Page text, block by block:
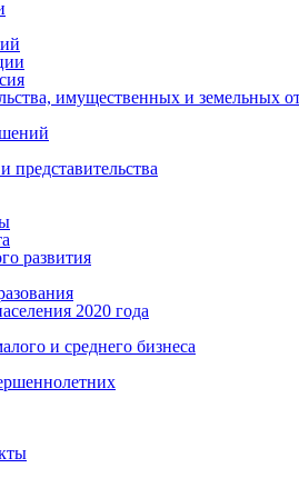
имущественных и земельных
представительства
развития
2020 года
и среднего бизнеса